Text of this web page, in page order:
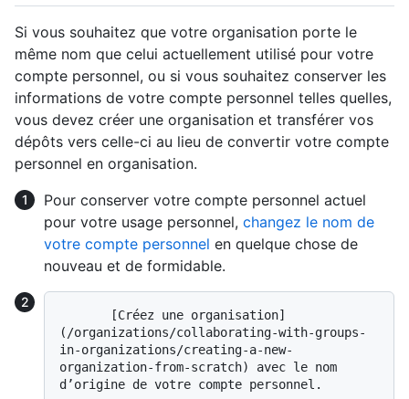
Si vous souhaitez que votre organisation porte le
même nom que celui actuellement utilisé pour votre
compte personnel, ou si vous souhaitez conserver les
informations de votre compte personnel telles quelles,
vous devez créer une organisation et transférer vos
dépôts vers celle-ci au lieu de convertir votre compte
personnel en organisation.
Pour conserver votre compte personnel actuel
pour votre usage personnel, changez le nom de
votre compte personnel en quelque chose de
nouveau et de formidable.
(/organizations/collaborating-with-groups-
in-organizations/creating-a-new-
organization-from-scratch) avec le nom